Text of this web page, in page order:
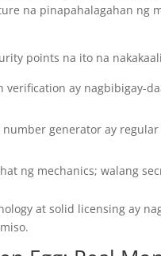
na pinapahalagahan ng
points na ito na
verification ay nagbibigay-
generator ay
ng mechanics; walang
at solid licensing ay